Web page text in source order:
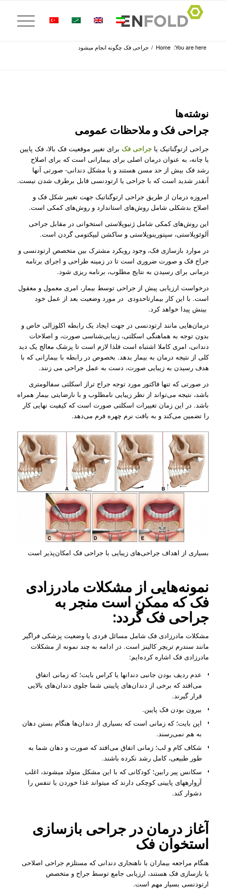
You are here:
Home
/ جراحی فک چگونه انجام میشود
نوشته‌ها
جراحی فک و ملاحظات عمومی
جراحی ارتوگناتیک یا جراحی فکبرای تغییر موقعیت فک بالا، فک پایین
یا چانه، به عنوان درمان اصلی برای بیمارانی است که برای اصلاح
رشد فک بیش از حد مسن هستند و یا مشکل دندانی- صورتی آنها
آنقدر شدید است که با جراحی یا ارتودنسی قابل برطرف شدن نیست.
امروزه درمان از طریق جراحی ارتوگناتیک جهت تغییر شکل فک و
اصلاح بدشکلی شامل روش‌های استاندارد و روش‌‌های کمکی است.
این روش‌های کمکی شامل ژنیوپلاستی استخوانی در مقابل جراحی
آلوئوپلاستی، سپتورینوپلاستی و ساکشن لیپکتومی گردن است.
در موارد بازسازی فک، وجود رویکرد مشترک بین متخصص ارتودنسی و
جراح فک و صورت ضروری است تا در زمینه طراحی و اجرای برنامه
درمانی برای رسیدن به نتایج مطلوب، برنامه ریزی شود.
درخواست ارزیابی پیش از جراحی توسط بیمار، امری معمول و معقول
است. با این کار بیمارتاحدودی در مورد وضعیت بعد از عمل خود
بینش پیدا خواهد کرد.
درمان‌هایی مانند ارتودنسی در جهت ایجاد یک رابطه اکلوزالی خاص و
بدون توجه به هماهنگی اسکلتی، زیبایی‌شناسی صورت، و اصلاحات
دندانی، امری کاملا اشتباه است فلذا لازم است تا پزشک معالج یک دید
کلی از نتیجه درمان به بیمار بدهد. بخصوص در رابطه با بیمارانی که با
هدف رسیدن به زیبایی صورت، دست به عمل جراحی می زنند.
در صورتی که تنها فاکتور مورد توجه جراح تراز اسکلتی سفالومتری
باشد، نتیجه می‌تواند از نظر زیبایی نامطلوب و با نارضایتی بیمار همراه
باشد. در این زمان تغییرات اسکلتی صورت است که کیفیت نهایی کار
را تضمین می‌کند و به بافت نرم چهره فرم می‌دهد.
بسیاری از اهداف جراحی‌های زیبایی با جراحی فک امکان‌پذیر است
نمونه‌هایی از مشکلات مادرزادی
فک که ممکن است منجر به
جراحی فک گردد:
مشکلات مادرزادی فک شامل مسائل فردی یا وضعیت پزشکی فراگیر
مانند سندرم تریچر کالینز است. در ادامه به چند نمونه از مشکلات
مادرزادی فک اشاره کرده‌ایم:
عدم ردیف بودن جانبی دندانها یا کراس بایت؛ که زمانی اتفاق
می‌افتد که برخی از دندان‌های پایینی شما جلوی دندان‌های بالایی
قرار گیرند.
بیرون بودن فک پایین.
اپن بایت؛ که زمانی است که بسیاری از دندان‌ها هنگام بستن دهان
به هم نمی‌رسند.
شکاف کام و لب؛ زمانی اتفاق می‌افتد که صورت و دهان شما به
طور طبیعی، کامل رشد نکرده باشند.
سکانس پیر رابین؛ کودکانی که با این مشکل متولد می­شوند، اغلب
آرواره­های پایینی کوچکی دارند که می­تواند غذا خوردن یا تنفس را
دشوار کند.
آغاز درمان در جراحی بازسازی
استخوان فک
هنگام مراجعه بیماران با ناهنجاری دندانی که مستلزم جراحی اصلاحی
یا بازسازی فک هستند، ارزیابی جامع توسط جراح و متخصص
ارتودنسی بسیار مهم است.